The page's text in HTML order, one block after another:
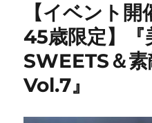
ー
【イベント
45歳限定】『
SWEETS＆
Vol.7』